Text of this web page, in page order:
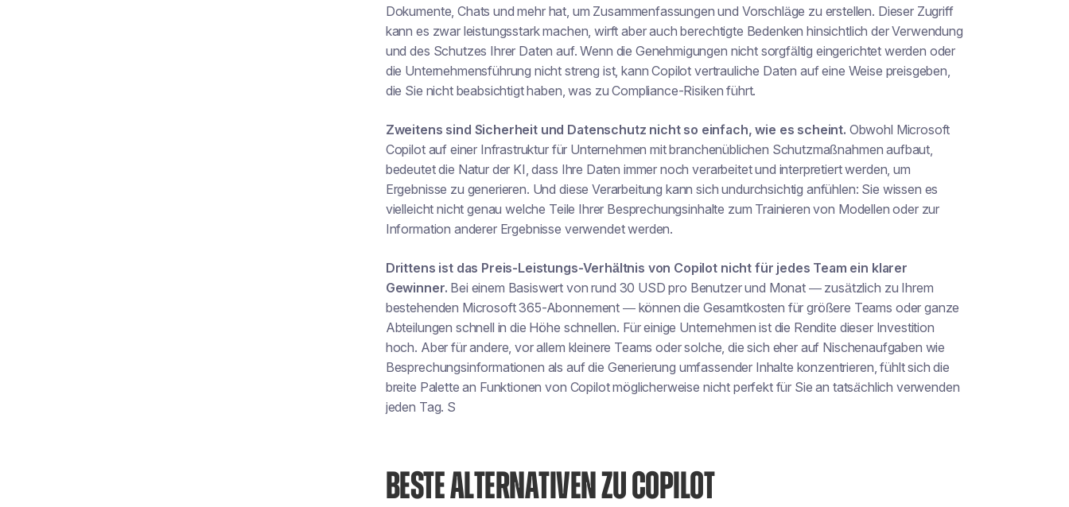
Dokumente, Chats und mehr hat, um Zusammenfassungen und Vorschläge zu erstellen. Dieser Zugriff
kann es zwar leistungsstark machen, wirft aber auch berechtigte Bedenken hinsichtlich der Verwendung
und des Schutzes Ihrer Daten auf. Wenn die Genehmigungen nicht sorgfältig eingerichtet werden oder
die Unternehmensführung nicht streng ist, kann Copilot vertrauliche Daten auf eine Weise preisgeben,
die Sie nicht beabsichtigt haben, was zu Compliance-Risiken führt.
Zweitens sind Sicherheit und Datenschutz nicht so einfach, wie es scheint. Obwohl Microsoft
Copilot auf einer Infrastruktur für Unternehmen mit branchenüblichen Schutzmaßnahmen aufbaut,
bedeutet die Natur der KI, dass Ihre Daten immer noch verarbeitet und interpretiert werden, um
Ergebnisse zu generieren. Und diese Verarbeitung kann sich undurchsichtig anfühlen: Sie wissen es
vielleicht nichtgenau welche Teile Ihrer Besprechungsinhalte zum Trainieren von Modellen oder zur
Information anderer Ergebnisse verwendet werden.
Drittens ist das Preis-Leistungs-Verhältnis von Copilot nicht für jedes Team ein klarer
Gewinner. Bei einem Basiswert von rund 30 USD pro Benutzer und Monat — zusätzlich zu Ihrem
bestehenden Microsoft 365-Abonnement — können die Gesamtkosten für größere Teams oder ganze
Abteilungen schnell in die Höhe schnellen. Für einige Unternehmen ist die Rendite dieser Investition
hoch. Aber für andere, vor allem kleinere Teams oder solche, die sich eher auf Nischenaufgaben wie
Besprechungsinformationen als auf die Generierung umfassender Inhalte konzentrieren, fühlt sich die
breite Palette an Funktionen von Copilot möglicherweise nicht perfekt für Sie an tatsächlich verwenden
jeden Tag. S
BESTE ALTERNATIVEN ZU COPILOT